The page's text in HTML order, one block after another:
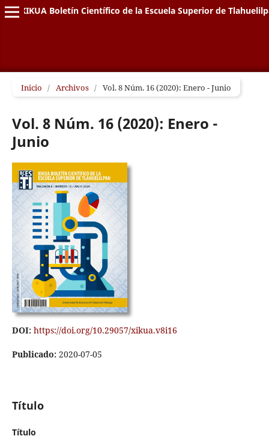
XIKUA Boletín Científico de la Escuela Superior de
Inicio / Archivos / Vol. 8 Núm. 16 (2020): Enero - Junio
Vol. 8 Núm. 16 (2020): Enero -
Junio
DOI: https://doi.org/10.29057/xikua.v8i16
Publicado: 2020-07-05
Título
Título